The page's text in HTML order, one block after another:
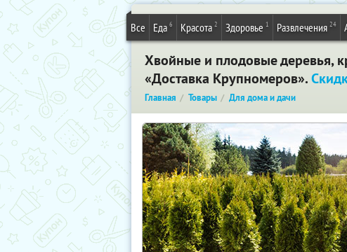
Все Еда 6 Красота 2 Здоровье 1 Развлечения 24
Хвойные и плодовые деревья,
«Доставка Крупномеров».
Главная Товары Для дома и дачи